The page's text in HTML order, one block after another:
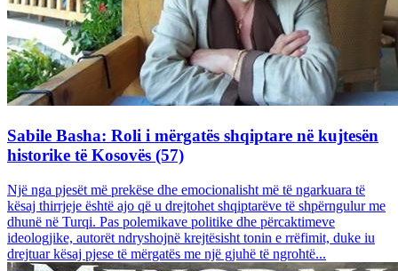
Sabile Basha: Roli i mërgatës shqiptare në kujtesën
historike të Kosovës (57)
Një nga pjesët më prekëse dhe emocionalisht më të ngarkuara të
kësaj thirrjeje është ajo që u drejtohet shqiptarëve të shpërngulur me
dhunë në Turqi. Pas polemikave politike dhe përcaktimeve
ideologjike, autorët ndryshojnë krejtësisht tonin e rrëfimit, duke iu
drejtuar kësaj pjese të mërgatës me një gjuhë të ngrohtë...